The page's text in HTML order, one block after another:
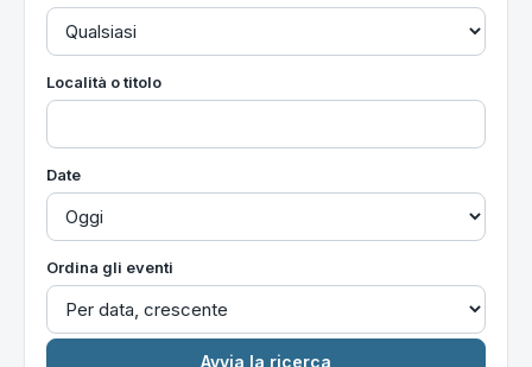
Località o titolo
Date
Ordina gli eventi